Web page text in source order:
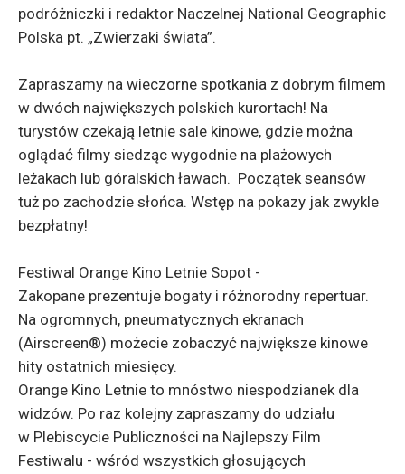
podróżniczki i redaktor Naczelnej National Geographic
Polska pt. „Zwierzaki świata”.
Zapraszamy na wieczorne spotkania z dobrym filmem
w dwóch największych polskich kurortach! Na
turystów czekają letnie sale kinowe, gdzie można
oglądać filmy siedząc wygodnie na plażowych
leżakach lub góralskich ławach. Początek seansów
tuż po zachodzie słońca. Wstęp na pokazy jak zwykle
bezpłatny!
Festiwal Orange Kino Letnie Sopot -
Zakopane prezentuje bogaty i różnorodny repertuar.
Na ogromnych, pneumatycznych ekranach
(Airscreen®) możecie zobaczyć największe kinowe
hity ostatnich miesięcy.
Orange Kino Letnie to mnóstwo niespodzianek dla
widzów. Po raz kolejny zapraszamy do udziału
w Plebiscycie Publiczności na Najlepszy Film
Festiwalu - wśród wszystkich głosujących